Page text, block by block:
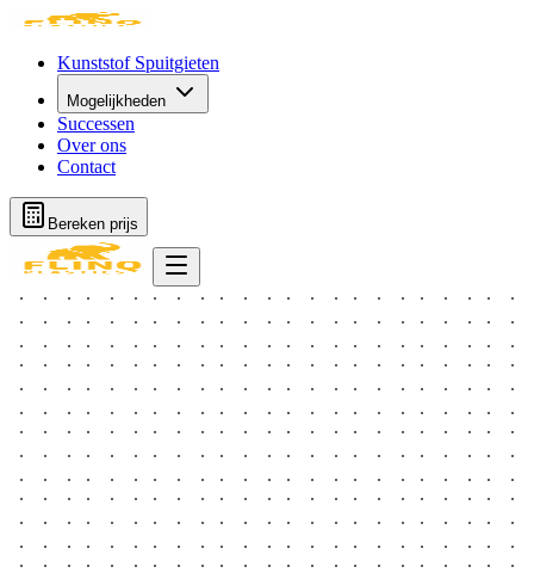
Kunststof Spuitgieten
Mogelijkheden
Successen
Over ons
Contact
Bereken prijs